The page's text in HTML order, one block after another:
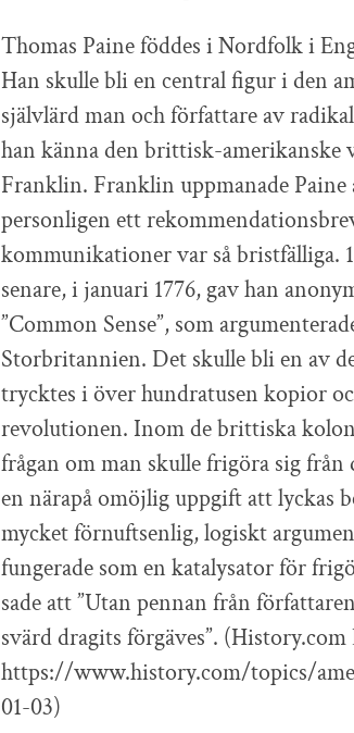
Thomas Paine föddes i Nordfolk i
Han skulle bli en central figur i den
självlärd man och författare av
han känna den brittisk-amerikanske
Franklin. Franklin uppmanade
personligen ett
kommunikationer var så bristfälliga.
senare, i januari 1776, gav han
”Common Sense”, som
Storbritannien. Det skulle bli en av
trycktes i över hundratusen kopior
revolutionen. Inom de brittiska
frågan om man skulle frigöra sig
en närapå omöjlig uppgift att lyckas
mycket förnuftsenlig, logiskt
fungerade som en katalysator för
sade att ”Utan pennan från
svärd dragits förgäves”.
https://www.history.com/topics/
01-03)